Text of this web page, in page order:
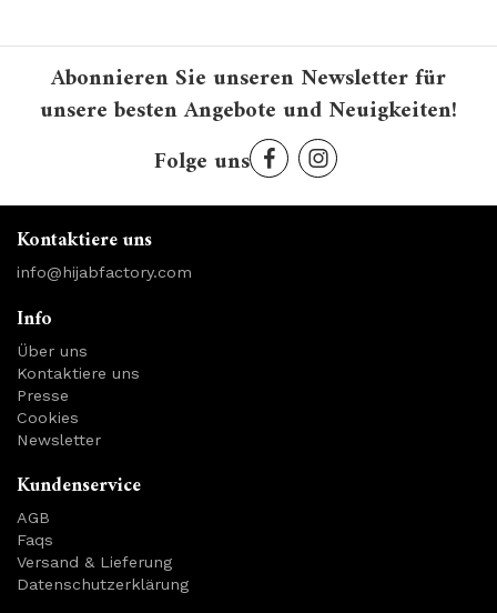
Abonnieren Sie unseren Newsletter für
unsere besten Angebote und Neuigkeiten!
Folge uns
Kontaktiere uns
info@hijabfactory.com
Info
Über uns
Kontaktiere uns
Presse
Cookies
Newsletter
Kundenservice
AGB
Faqs
Versand & Lieferung
Datenschutzerklärung